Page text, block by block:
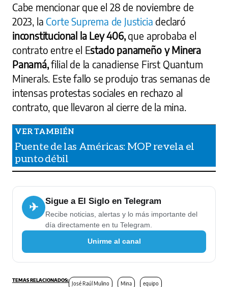
Cabe mencionar que el 28 de noviembre de
2023, la Corte Suprema de Justicia declaró
inconstitucional la Ley 406,que aprobaba el
contrato entre el Estado panameño y Minera
Panamá,filial de la canadiense First Quantum
Minerals. Este fallo se produjo tras semanas de
intensas protestas sociales en rechazo al
contrato, que llevaron al cierre de la mina.
Puente de las Américas: MOP revela el
punto débil
✈ Sigue a El Siglo en Telegram
Recibe noticias, alertas y lo más importante del
día directamente en tu Telegram.
Unirme al canal
José Raúl Mulino Mina equipo